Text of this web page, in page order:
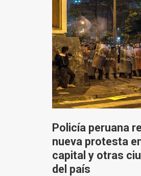
Policía peruana
nueva protesta
capital y otras
del país